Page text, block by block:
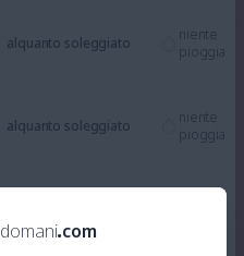
alquanto soleggiato
niente
pioggia
alquanto soleggiato
niente
pioggia
domani.com